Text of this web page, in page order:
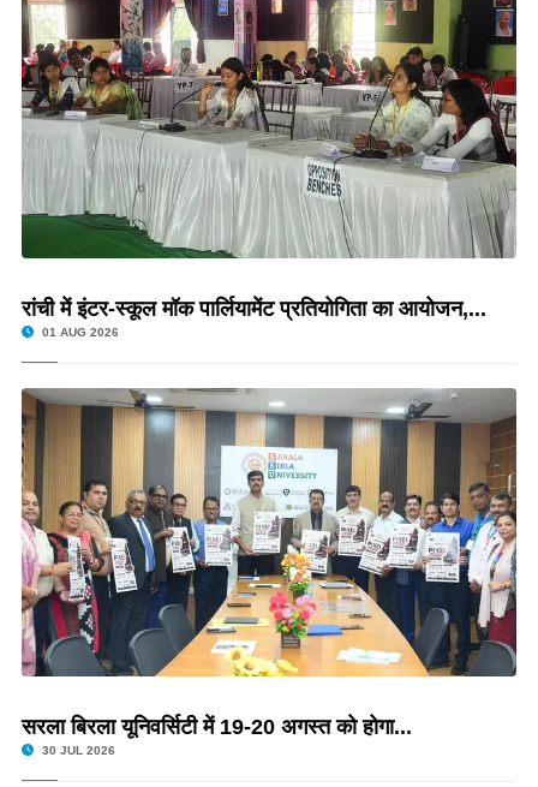
रांची में इंटर-स्कूल मॉक पार्लियामेंट प्रतियोगिता का आयोजन,...
01 AUG 2026
सरला बिरला यूनिवर्सिटी में 19-20 अगस्त को होगा...
30 JUL 2026